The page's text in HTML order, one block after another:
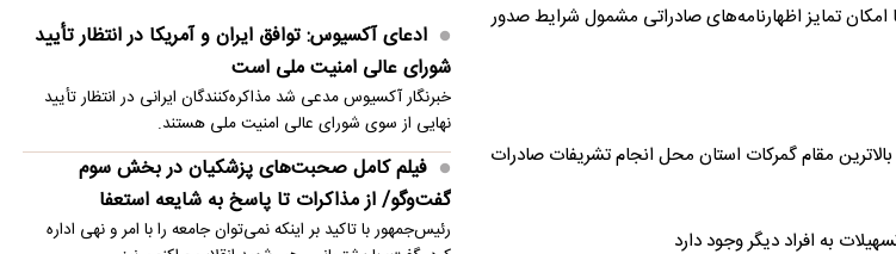
امکان تمایز اظهارنامه‌های صادراتی مشمول شرایط صدور
مقام گمرکات استان محل انجام تشریفات صادرات
به افراد دیگر وجود دارد
عراقچی خطاب به همسایگان: زمان آن رسیده به خود
متکی باشیم
ادعای المیادین: عراقچی دوشنبه به پاکستان می‌رود
تصویب لایحه تشدید تحریم‌های روسیه و تمدید
تحریم‌های ایران در سنای آمریکا
اعتراض ترامپ به حکم تازه دادگاه علیه او
ادعای آکسیوس: توافق ایران و آمریکا در انتظار تأیید
شورای عالی امنیت ملی است
خبرنگار آکسیوس مدعی شد مذاکره‌کنندگان ایرانی در انتظار تأیید
نهایی از سوی شورای عالی امنیت ملی هستند.
فیلم کامل صحبت‌های پزشکیان در بخش سوم
گفت‌وگو/ از مذاکرات تا پاسخ به شایعه استعفا
رئیس‌جمهور با تاکید بر اینکه نمی‌توان جامعه را با امر و نهی اداره